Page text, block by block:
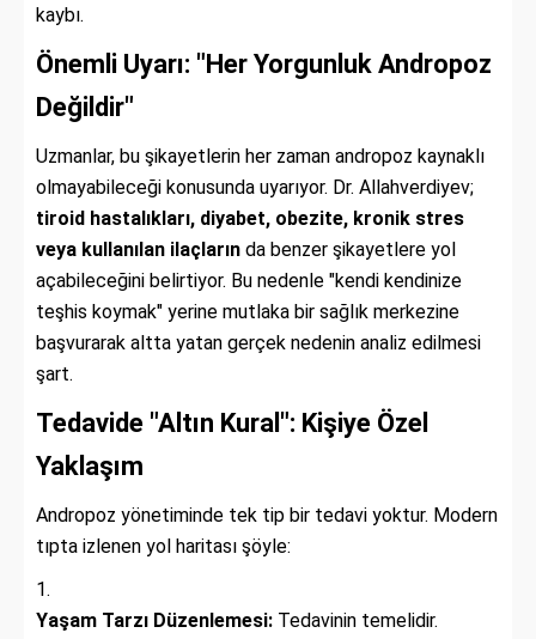
kaybı.
Önemli Uyarı: "Her Yorgunluk Andropoz
Değildir"
Uzmanlar, bu şikayetlerin her zaman andropoz kaynaklı
olmayabileceği konusunda uyarıyor. Dr. Allahverdiyev;
tiroid hastalıkları, diyabet, obezite, kronik stres
veya kullanılan ilaçların da benzer şikayetlere yol
açabileceğini belirtiyor. Bu nedenle "kendi kendinize
teşhis koymak" yerine mutlaka bir sağlık merkezine
başvurarak altta yatan gerçek nedenin analiz edilmesi
şart.
Tedavide "Altın Kural": Kişiye Özel
Yaklaşım
Andropoz yönetiminde tek tip bir tedavi yoktur. Modern
tıpta izlenen yol haritası şöyle:
Yaşam Tarzı Düzenlemesi: Tedavinin temelidir.